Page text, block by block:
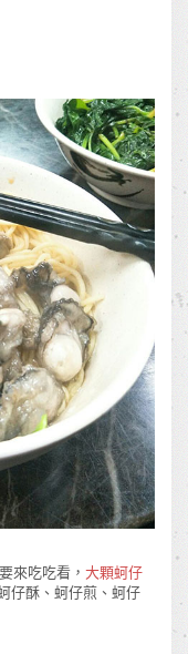
來吃吃看， 大顆蚵仔
仔酥、蚵仔煎、蚵仔